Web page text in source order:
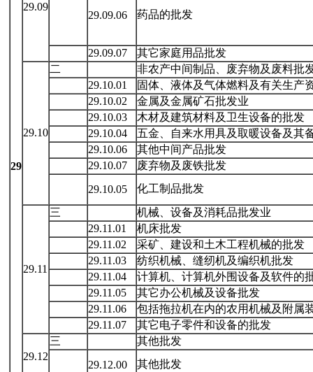
29
29.09
29.09.06 药品的批发
29.09.07 其它家庭用品批发
29.10
二
非农产中间制品、废弃物及废料批
29.10.01
固体、液体及气体燃料及有关生产
29.10.02
金属及金属矿石批发业
29.10.03
木材及建筑材料及卫生设备的批发
29.10.04
五金、自来水用具及取暖设备及其
29.10.06
其他中间产品批发
29.10.07
废弃物及废铁批发
29.10.05
化工制品批发
29.11
三
机械、设备及消耗品批发业
29.11.01
机床批发
29.11.02
采矿、建设和土木工程机械的批发
29.11.03
纺织机械、缝纫机及编织机批发
29.11.04
计算机、计算机外围设备及软件的
29.11.05
其它办公机械及设备批发
29.11.06
包括拖拉机在内的农用机械及附属
29.11.07
其它电子零件和设备的批发
29.12
三
其他批发
29.12.00
其他批发